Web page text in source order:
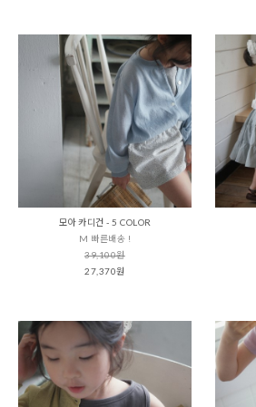
모아 카디건 - 5 COLOR
M 빠른배송 !
39,100원
27,370원